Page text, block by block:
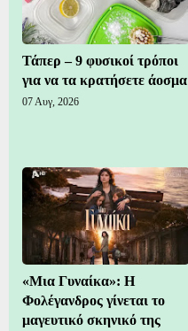
Τάπερ – 9 φυσικοί τρόποι
για να τα κρατήσετε άοσμα
07 Αυγ, 2026
«Μια Γυναίκα»: Η
Φολέγανδρος γίνεται το
μαγευτικό σκηνικό της